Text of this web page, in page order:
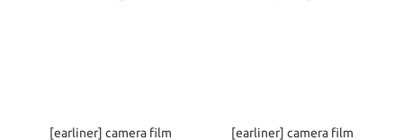
[earliner] camera film
[earliner] camera film